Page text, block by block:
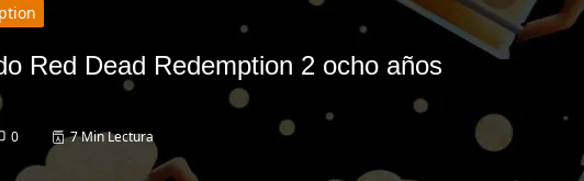
Red Dead Redemption 2 ocho años
0 7 Min Lectura